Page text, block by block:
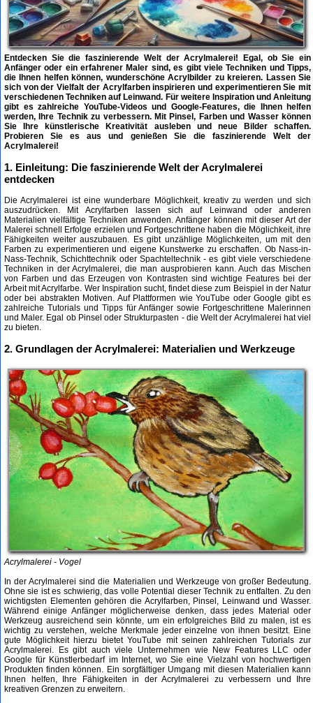
Entdecken Sie die faszinierende Welt der Acrylmalerei! Egal, ob Sie ein
Anfänger oder ein erfahrener Maler sind, es gibt viele Techniken und Tipps,
die Ihnen helfen können, wunderschöne Acrylbilder zu kreieren. Lassen Sie
sich von der Vielfalt der Acrylfarben inspirieren und experimentieren Sie mit
verschiedenen Techniken auf Leinwand. Für weitere Inspiration und Anleitung
gibt es zahlreiche YouTube-Videos und Google-Features, die Ihnen helfen
werden, Ihre Technik zu verbessern. Mit Pinsel, Farben und Wasser können
Sie Ihre künstlerische Kreativität ausleben und neue Bilder schaffen.
Probieren Sie es aus und genießen Sie die faszinierende Welt der
Acrylmalerei!
1. Einleitung: Die faszinierende Welt der Acrylmalerei
entdecken
Die Acrylmalerei ist eine wunderbare Möglichkeit, kreativ zu werden und sich
auszudrücken. Mit Acrylfarben lassen sich auf Leinwand oder anderen
Materialien vielfältige Techniken anwenden. Anfänger können mit dieser Art der
Malerei schnell Erfolge erzielen und Fortgeschrittene haben die Möglichkeit, ihre
Fähigkeiten weiter auszubauen. Es gibt unzählige Möglichkeiten, um mit den
Farben zu experimentieren und eigene Kunstwerke zu erschaffen. Ob Nass-in-
Nass-Technik, Schichttechnik oder Spachteltechnik - es gibt viele verschiedene
Techniken in der Acrylmalerei, die man ausprobieren kann. Auch das Mischen
von Farben und das Erzeugen von Kontrasten sind wichtige Features bei der
Arbeit mit Acrylfarbe. Wer Inspiration sucht, findet diese zum Beispiel in der Natur
oder bei abstrakten Motiven. Auf Plattformen wie YouTube oder Google gibt es
zahlreiche Tutorials und Tipps für Anfänger sowie Fortgeschrittene Malerinnen
und Maler. Egal ob Pinsel oder Strukturpasten - die Welt der Acrylmalerei hat viel
zu bieten.
2. Grundlagen der Acrylmalerei: Materialien und Werkzeuge
Acrylmalerei - Vogel
In der Acrylmalerei sind die Materialien und Werkzeuge von großer Bedeutung.
Ohne sie ist es schwierig, das volle Potential dieser Technik zu entfalten. Zu den
wichtigsten Elementen gehören die Acrylfarben, Pinsel, Leinwand und Wasser.
Während einige Anfänger möglicherweise denken, dass jedes Material oder
Werkzeug ausreichend sein könnte, um ein erfolgreiches Bild zu malen, ist es
wichtig zu verstehen, welche Merkmale jeder einzelne von ihnen besitzt. Eine
gute Möglichkeit hierzu bietet YouTube mit seinen zahlreichen Tutorials zur
Acrylmalerei. Es gibt auch viele Unternehmen wie New Features LLC oder
Google für Künstlerbedarf im Internet, wo Sie eine Vielzahl von hochwertigen
Produkten finden können. Ein sorgfältiger Umgang mit diesen Materialien kann
Ihnen helfen, Ihre Fähigkeiten in der Acrylmalerei zu verbessern und Ihre
kreativen Grenzen zu erweitern.